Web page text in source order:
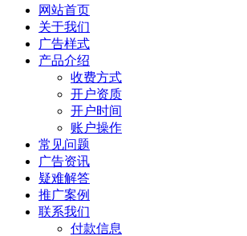
网站首页
关于我们
广告样式
产品介绍
收费方式
开户资质
开户时间
账户操作
常见问题
广告资讯
疑难解答
推广案例
联系我们
付款信息